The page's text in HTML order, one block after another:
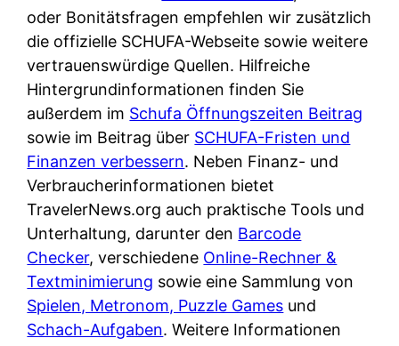
h
e
B
a
n
k
k
a
r
t
e
n
M
I
R
h
k
o
s
t
e
n
l
o
s
u
n
d
w
F
i
r
m
a
a
m
p
r
i
v
a
t
e
oder Bonitätsfragen empfehlen wir zusätzlich
die offizielle SCHUFA-Webseite sowie weitere
vertrauenswürdige Quellen. Hilfreiche
Hintergrundinformationen finden Sie
außerdem im Schufa Öffnungszeiten Beitrag
sowie im Beitrag über SCHUFA-Fristen und
Finanzen verbessern. Neben Finanz- und
Verbraucherinformationen bietet
TravelerNews.org auch praktische Tools und
Unterhaltung, darunter den Barcode
Checker, verschiedene Online-Rechner &
Textminimierung sowie eine Sammlung von
Spielen, Metronom, Puzzle Games und
Schach-Aufgaben. Weitere Informationen